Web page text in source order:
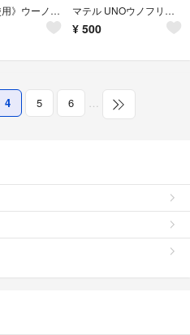
《新品未使用》ウーノ ハイブリッドハード ワックス 8コセット マテル UNOウノフリップ
¥ 500
4 5 6 …